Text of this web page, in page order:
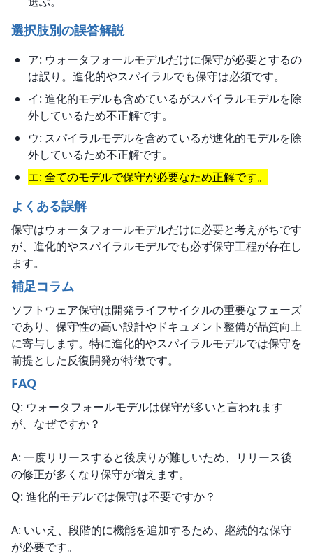
選択肢別の誤答解説
ア: ウォータフォールモデルだけに保守が必要とするの
は誤り。進化的やスパイラルでも保守は必須です。
イ: 進化的モデルも含めているがスパイラルモデルを除
外しているため不正解です。
ウ: スパイラルモデルを含めているが進化的モデルを除
外しているため不正解です。
エ: 全てのモデルで保守が必要なため正解です。
よくある誤解
保守はウォータフォールモデルだけに必要と考えがちです
が、進化的やスパイラルモデルでも必ず保守工程が存在し
ます。
補足コラム
ソフトウェア保守は開発ライフサイクルの重要なフェーズ
であり、保守性の高い設計やドキュメント整備が品質向上
に寄与します。特に進化的やスパイラルモデルでは保守を
前提とした反復開発が特徴です。
FAQ
Q: ウォータフォールモデルは保守が多いと言われます
が、なぜですか？
A: 一度リリースすると後戻りが難しいため、リリース後
の修正が多くなり保守が増えます。
Q: 進化的モデルでは保守は不要ですか？
A: いいえ、段階的に機能を追加するため、継続的な保守
が必要です。